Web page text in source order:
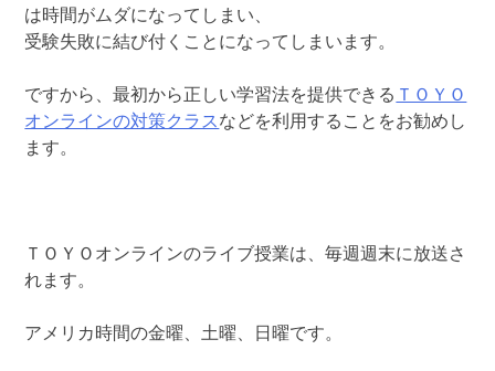
は時間がムダになってしまい、
受験失敗に結び付くことになってしまいます。
ですから、最初から正しい学習法を提供できる ＴＯＹＯ
オンラインの対策クラスなどを利用することをお勧めし
ます。
ＴＯＹＯオンラインのライブ授業は、毎週週末に放送さ
れます。
アメリカ時間の金曜、土曜、日曜です。